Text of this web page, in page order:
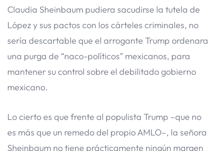
Claudia Sheinbaum pudiera sacudirse la tutela de
López y sus pactos con los cárteles criminales, no
sería descartable que el arrogante Trump ordenara
una purga de “naco-políticos” mexicanos, para
mantener su control sobre el debilitado gobierno
mexicano.
Lo cierto es que frente al populista Trump –que no
es más que un remedo del propio AMLO–, la señora
Sheinbaum no tiene prácticamente ningún margen